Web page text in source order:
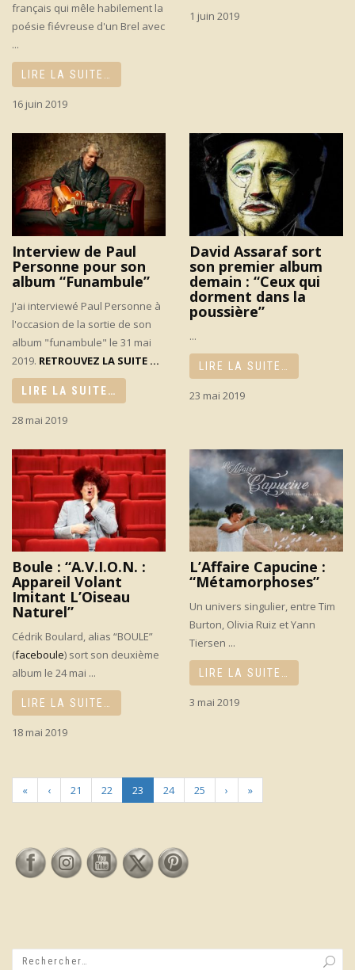
français qui mêle habilement la
poésie fiévreuse d'un Brel avec
...
LIRE LA SUITE…
16 juin 2019
1 juin 2019
Interview de Paul
Personne pour son
album “Funambule”
J'ai interviewé Paul Personne à
l'occasion de la sortie de son
album "funambule" le 31 mai
2019. RETROUVEZ LA SUITE ...
LIRE LA SUITE…
28 mai 2019
David Assaraf sort
son premier album
demain : “Ceux qui
dorment dans la
poussière”
...
LIRE LA SUITE…
23 mai 2019
Boule : “A.V.I.O.N. :
Appareil Volant
Imitant L’Oiseau
Naturel”
Cédrik Boulard, alias “BOULE”
(faceboule) sort son deuxième
album le 24 mai ...
LIRE LA SUITE…
18 mai 2019
L’Affaire Capucine :
“Métamorphoses”
Un univers singulier, entre Tim
Burton, Olivia Ruiz et Yann
Tiersen ...
LIRE LA SUITE…
3 mai 2019
« ‹ 21 22 23 24 25 › »